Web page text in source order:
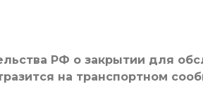
РФ о закрытии для
на транспортном